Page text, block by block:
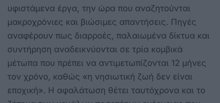
υφιστάμενα έργα, την ώρα που αναζητούνται
μακροχρόνιες και βιώσιμες απαντήσεις. Πηγές
αναφέρουν πως διαρροές, παλαιωμένα δίκτυα και
συντήρηση αναδεικνύονται σε τρία κομβικά
μέτωπα που πρέπει να αντιμετωπίζονται 12 μήνες
τον χρόνο, καθώς «η νησιωτική ζωή δεν είναι
εποχική». Η αφαλάτωση θέτει ταυτόχρονα και το